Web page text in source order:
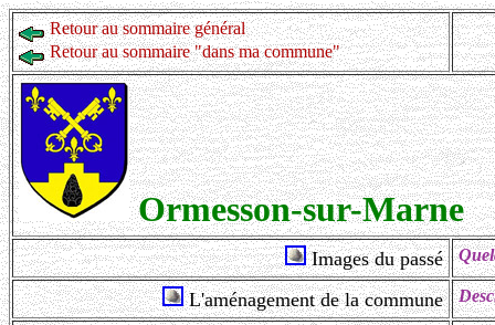
Retour au sommaire général
Retour au sommaire "dans ma commune"
Ormesson-sur-Marne
Images du passé
L'aménagement de la commune